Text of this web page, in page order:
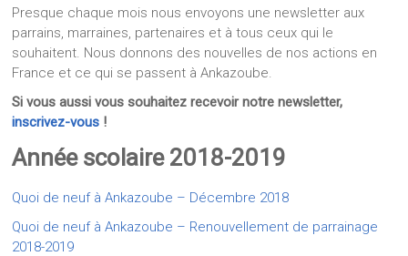
Presque chaque mois nous envoyons une newsletter aux
parrains, marraines, partenaires et à tous ceux qui le
souhaitent. Nous donnons des nouvelles de nos actions en
France et ce qui se passent à Ankazoube.
Si vous aussi vous souhaitez recevoir notre newsletter,
inscrivez-vous !
Année scolaire 2018-2019
Quoi de neuf à Ankazoube – Décembre 2018
Quoi de neuf à Ankazoube – Renouvellement de parrainage
2018-2019